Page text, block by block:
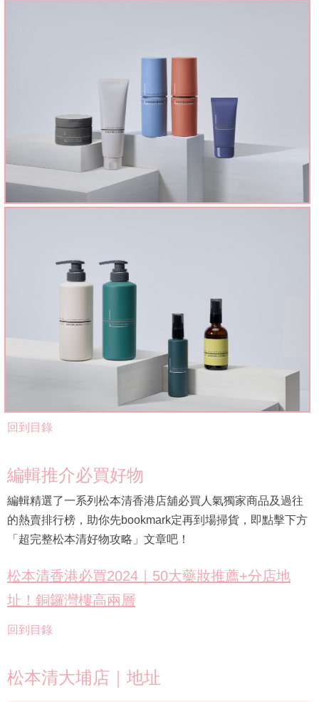
回到目錄
編輯推介必買好物
的熱賣排行榜，助你先bookmark定再到場掃貨，即點擊下方
「超完整松本清好物攻略」文章吧！
松本清大埔店｜地址